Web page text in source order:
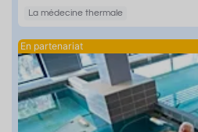
La médecine thermale